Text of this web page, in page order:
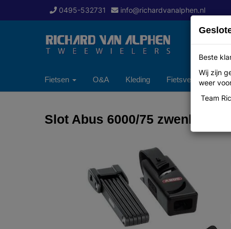
0495-532731 info@richardvanalphen.nl
Fietsen O&A Kleding Fietsverzekering
Slot Abus 6000/75 zwenk zw
Beste
Wij zijn
weer
Team